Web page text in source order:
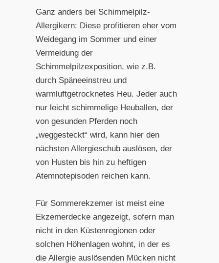
Ganz anders bei Schimmelpilz-
Allergikern: Diese profitieren eher vom
Weidegang im Sommer und einer
Vermeidung der
Schimmelpilzexposition, wie z.B.
durch Späneeinstreu und
warmluftgetrocknetes Heu. Jeder auch
nur leicht schimmelige Heuballen, der
von gesunden Pferden noch
„weggesteckt“ wird, kann hier den
nächsten Allergieschub auslösen, der
von Husten bis hin zu heftigen
Atemnotepisoden reichen kann.
Für Sommerekzemer ist meist eine
Ekzemerdecke angezeigt, sofern man
nicht in den Küstenregionen oder
solchen Höhenlagen wohnt, in der es
die Allergie auslösenden Mücken nicht